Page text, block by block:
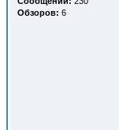
Обзоров: 6